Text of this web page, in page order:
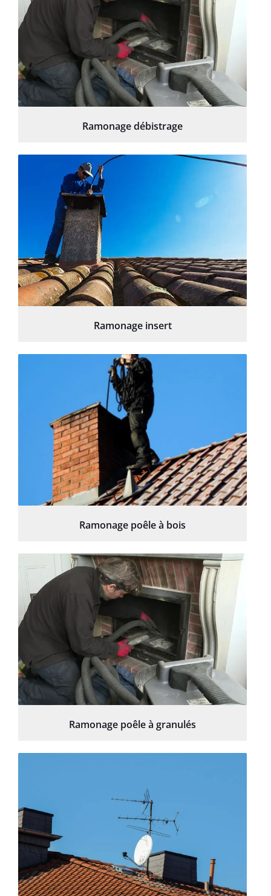
Ramonage débistrage
Ramonage insert
Ramonage poêle à bois
Ramonage poêle à granulés